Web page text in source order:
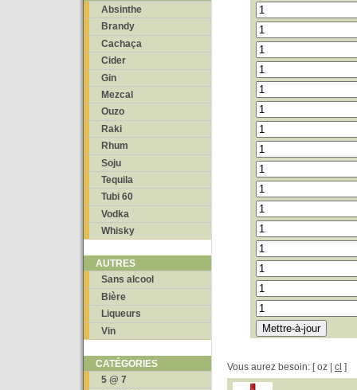
Absinthe
Brandy
Cachaça
Cider
Gin
Mezcal
Ouzo
Raki
Rhum
Soju
Tequila
Tubi 60
Vodka
Whisky
AUTRES
Sans alcool
Bière
Liqueurs
Vin
CATÉGORIES
5 @ 7
Vous aurez besoin: [ oz | cl ]